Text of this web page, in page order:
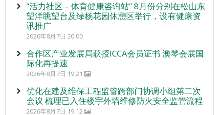
“活力社区 – 体育健康咨询站” 8月份分别在松山东
望洋眺望台及绿杨花园休憩区举行，设有健康资
讯推广
2026年8月7日 20:00
合作区产业发展局获授ICCA会员证书 澳琴会展国
际化再提速
2026年8月7日 19:21
优化在建及维保工程监管跨部门协调小组第二次
会议 梳理已入住楼宇外墙维修防火安全监管流程
2026年8月7日 19:12